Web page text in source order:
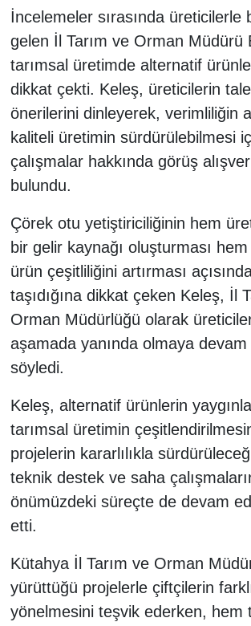
İncelemeler sırasında üreticilerle
gelen İl Tarım ve Orman Müdürü
tarımsal üretimde alternatif
dikkat çekti. Keleş, üreticilerin
önerilerini dinleyerek, verimliliğin
kaliteli üretimin sürdürülebilmesi
çalışmalar hakkında görüş
bulundu.
Çörek otu yetiştiriciliğinin hem
bir gelir kaynağı oluşturması
ürün çeşitliliğini artırması
taşıdığına dikkat çeken Keleş, İl
Orman Müdürlüğü olarak
aşamada yanında olmaya
söyledi.
Keleş, alternatif ürünlerin
tarımsal üretimin
projelerin kararlılıkla
teknik destek ve saha
önümüzdeki süreçte de devam
etti.
Kütahya İl Tarım ve Orman
yürüttüğü projelerle çiftçilerin
yönelmesini teşvik ederken, hem